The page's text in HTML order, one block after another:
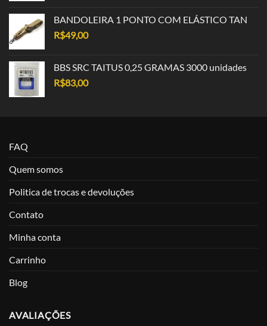
BANDOLEIRA 1 PONTO COM ELÁSTICO TAN
R$49,00
BBS SRC TAITUS 0,25 GRAMAS 3000 unidades
R$83,00
FAQ
Quem somos
Politica de trocas e devoluções
Contato
Minha conta
Carrinho
Blog
AVALIAÇÕES